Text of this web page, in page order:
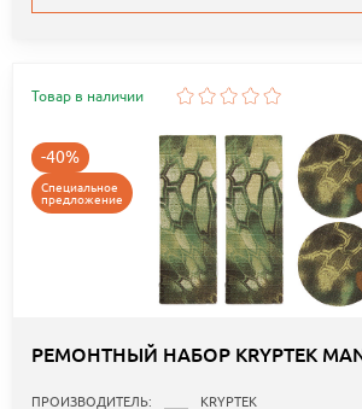
Товар в наличии
-40%
Специальное
предложение
РЕМОНТНЫЙ НАБОР KRYPTEK
ПРОИЗВОДИТЕЛЬ:
KRYPTEK